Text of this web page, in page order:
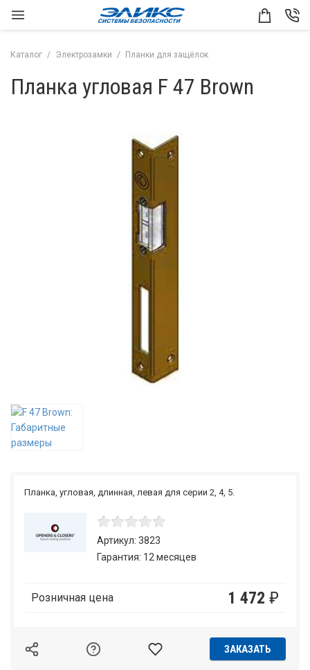
Каталог Электрозамки Планки для защёлок
Планка угловая F 47 Brown
Планка, угловая, длинная, левая для серии 2, 4, 5.
Артикул: 3823
Гарантия: 12 месяцев
Розничная цена 1 472 ₽
ЗАКАЗАТЬ